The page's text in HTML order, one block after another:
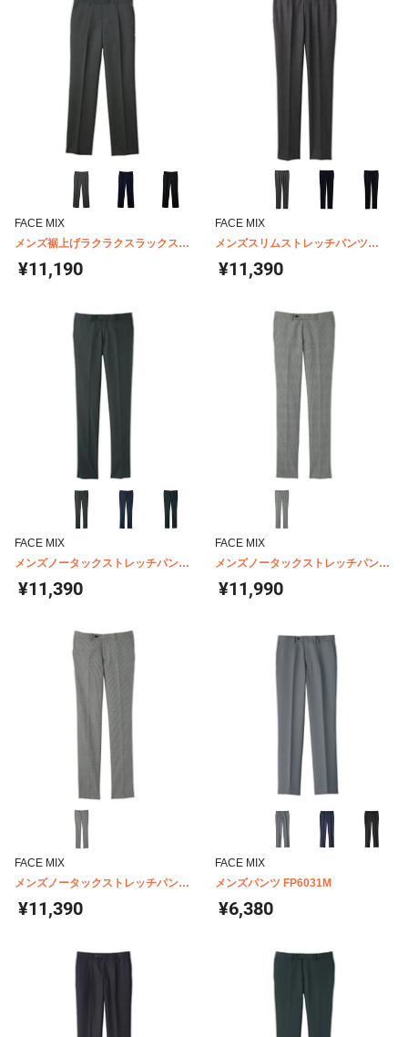
FACE MIX
メンズ裾上げラクラクスラックス
FP6026M
¥11,190
FACE MIX
メンズスリムストレッチパンツ
FP6013M
¥11,390
FACE MIX
メンズノータックストレッチパンツ
FP6017M
¥11,390
FACE MIX
メンズノータックストレッチパンツ
FP6020M
¥11,990
FACE MIX
メンズノータックストレッチパンツ
FP6021M
¥11,390
FACE MIX
メンズパンツ FP6031M
¥6,380